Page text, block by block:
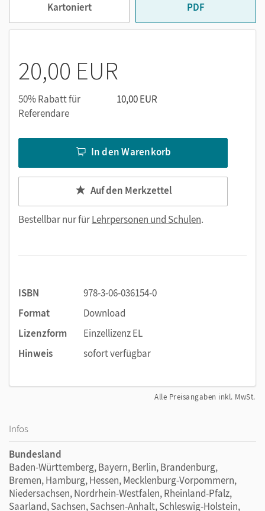
Kopiervorlagen
Vorschläge zur Leistungsmessung
Die Handreichungen für den Unterricht bieten ein
vollständiges Unterrichtsmodell, das durch praktische
Übersichten zu Themen und Kompetenzbereichen
Kartoniert PDF
20,00 EUR
50% Rabatt für
Referendare
10,00 EUR
In den Warenkorb
Auf den Merkzettel
Bestellbar nur fürLehrpersonen und Schulen.
ISBN
978-3-06-036154-0
Format
Download
Lizenzform
Einzellizenz EL
Hinweis
sofort verfügbar
Alle Preisangaben inkl. MwSt.
Infos
Bundesland
Baden-Württemberg, Bayern, Berlin, Brandenburg,
Bremen, Hamburg, Hessen, Mecklenburg-Vorpommern,
Niedersachsen, Nordrhein-Westfalen, Rheinland-Pfalz,
Saarland, Sachsen, Sachsen-Anhalt, Schleswig-Holstein,